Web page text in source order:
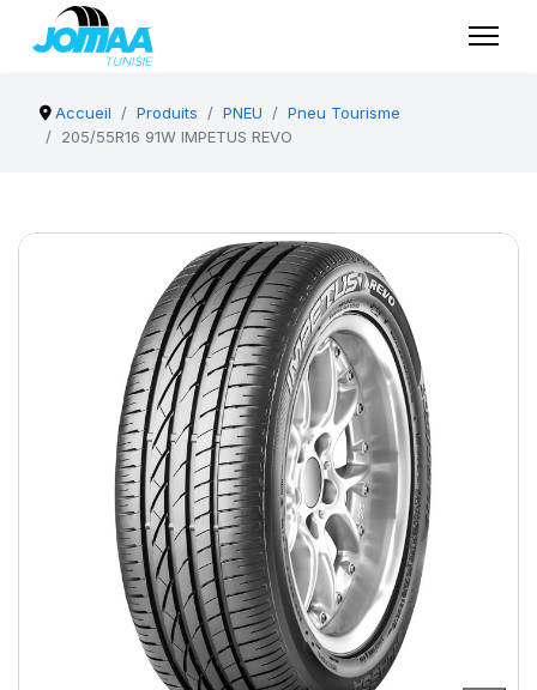
Accueil Produits PNEU
Pneu Tourisme
205/55R16 91W IMPETUS REVO